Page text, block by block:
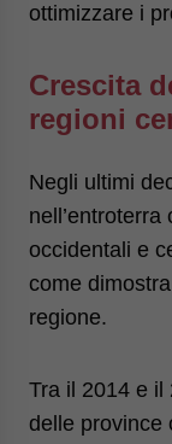
ottimizzare i
Crescita
regioni
Negli ultimi
occidentali e
come
regione.
Tra il 2014 e il
delle province